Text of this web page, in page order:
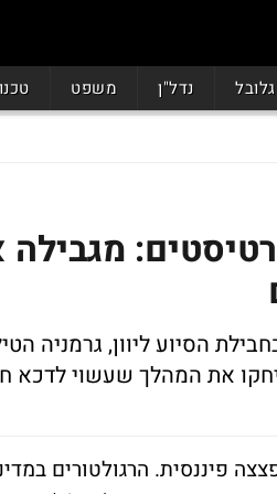
גלובל נדל"ן משפט
הסיוע ליוון, גרמניה
את המהלך שעשוי לדכא
פיננסית. הרגולטורים